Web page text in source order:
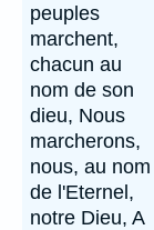
peuples
marchent,
chacun au
nom de son
dieu, Nous
marcherons,
nous, au nom
de l'Eternel,
notre Dieu, A